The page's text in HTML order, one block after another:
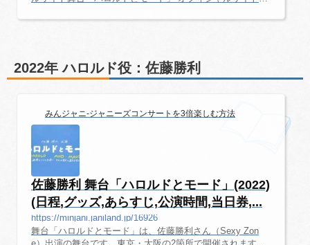
PPONGIチケット代金全席指定・税込S席 9,800円A席 8,00
部2023/9/28(木)14:00-9/29(金)14:00-9/30(土)14:00-10/1(日)1
4:00-10/2(月)14:00-10/3(火)--10/4(水)--10/5(木)14:00-10/6
2022年 ハロルド役：佐藤勝利
みんジャニ-ジャニーズコンサートを3倍楽しむ方法
佐藤勝利 舞台「ハロルドとモード」(2022)
(日程,グッズ,あらすじ,公演時間,当日券,...
https://minjani.janiland.jp/16926
舞台「ハロルドとモード」は、佐藤勝利さん（Sexy Zon